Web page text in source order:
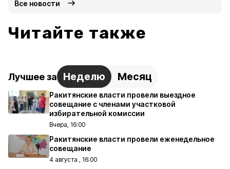
Все новости
Читайте также
Лучшее за Неделю Месяц
Ракитянские власти провели выездное
совещание с членами участковой
избирательной комиссии
Вчера, 16:00
Ракитянские власти провели еженедельное
совещание
4 августа , 16:00